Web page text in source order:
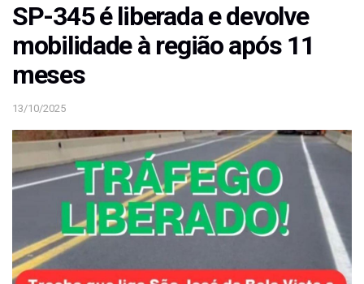
SP-345 é liberada e devolve
mobilidade à região após 11
meses
13/10/2025